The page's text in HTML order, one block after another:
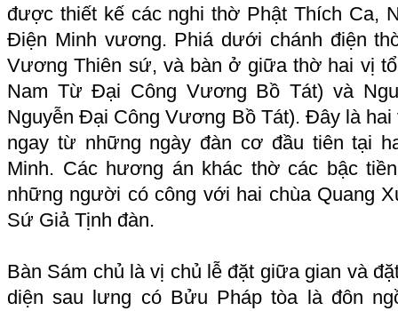
được thiết kế các nghi thờ Phật Thích Ca,
Điện Minh vương. Phiá dưới chánh điện
Vương Thiên sứ, và bàn ở giữa thờ hai vị
Nam Từ Đại Công Vương Bồ Tát) và
Nguyễn Đại Công Vương Bồ Tát). Đây là hai
ngay từ những ngày đàn cơ đầu tiên tại
Minh. Các hương án khác thờ các bậc
những người có công với hai chùa Quang
Sứ Giả Tịnh đàn.
Bàn Sám chủ là vị chủ lễ đặt giữa gian và
diện sau lưng có Bửu Pháp tòa là đôn